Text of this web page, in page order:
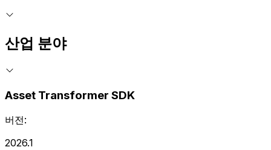
산업 분야
Asset Transformer SDK
버전:
2026.1